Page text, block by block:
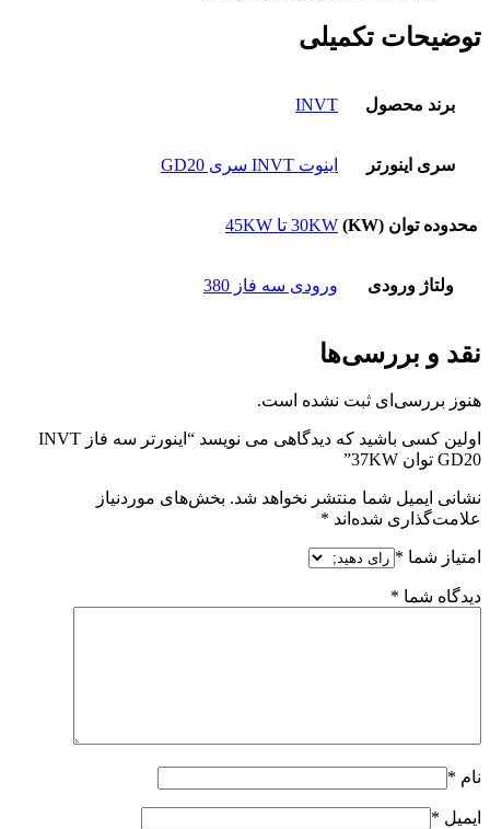
توضیحات تکمیلی
برند محصول INVT
سری اینورتر اینوت INVT سری GD20
محدوده توان (KW) 30KW تا 45KW
ولتاژ ورودی ورودی سه فاز 380
نقد و بررسی‌ها
هنوز بررسی‌ای ثبت نشده است.
اولین کسی باشید که دیدگاهی می نویسد “اينورتر سه فاز INVT
GD20 توان 37KW”
نشانی ایمیل شما منتشر نخواهد شد. بخش‌های موردنیاز
علامت‌گذاری شده‌اند *
امتیاز شما *
دیدگاه شما *
نام *
ایمیل *